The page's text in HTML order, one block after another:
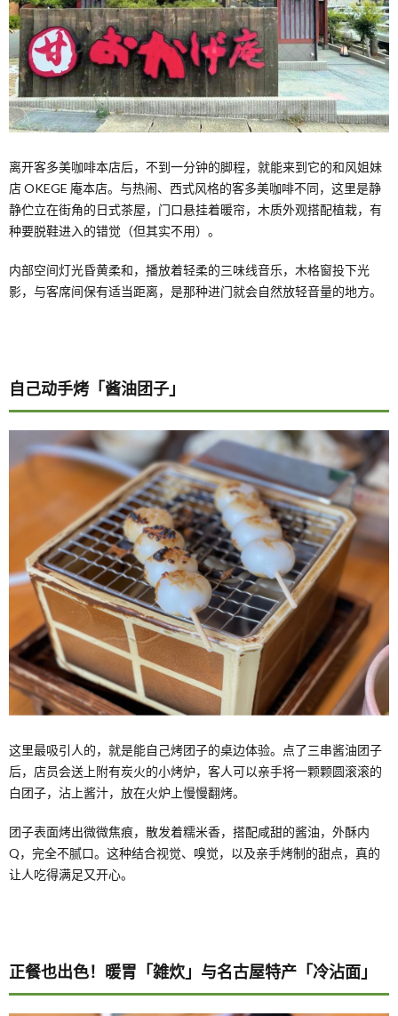
离开客多美咖啡本店后，不到一分钟的脚程，就能来到它的和风姐妹
店 OKEGE 庵本店。与热闹、西式风格的客多美咖啡不同，这里是静
静伫立在街角的日式茶屋，门口悬挂着暖帘，木质外观搭配植栽，有
种要脱鞋进入的错觉（但其实不用）。
内部空间灯光昏黄柔和，播放着轻柔的三味线音乐，木格窗投下光
影，与客席间保有适当距离，是那种进门就会自然放轻音量的地方。
自己动手烤「酱油团子」
这里最吸引人的，就是能自己烤团子的桌边体验。点了三串酱油团子
后，店员会送上附有炭火的小烤炉，客人可以亲手将一颗颗圆滚滚的
白团子，沾上酱汁，放在火炉上慢慢翻烤。
团子表面烤出微微焦痕，散发着糯米香，搭配咸甜的酱油，外酥内
Q，完全不腻口。这种结合视觉、嗅觉，以及亲手烤制的甜点，真的
让人吃得满足又开心。
正餐也出色！暖胃「雑炊」与名古屋特产「冷沾面」